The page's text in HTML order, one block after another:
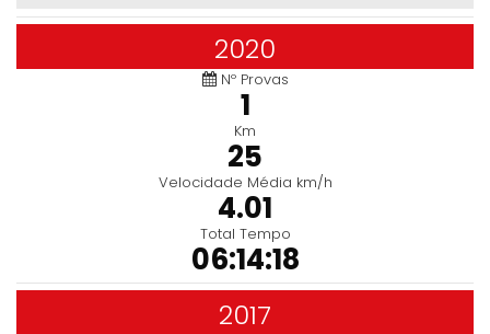
2020
Nº Provas
1
Km
25
Velocidade Média km/h
4.01
Total Tempo
06:14:18
2017